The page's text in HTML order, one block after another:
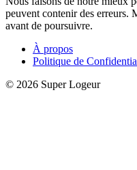
peuvent contenir des erreurs.
avant de poursuivre.
À propos
Politique de
© 2026 Super Logeur